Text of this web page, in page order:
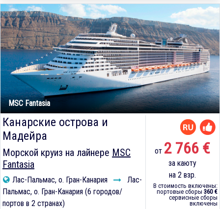
MSC Fantasia
Канарские острова и
Мадейра
Морской круиз на лайнере MSC
Fantasia
Лас-Пальмас, о. Гран-Канария
Лас-
Пальмас, о. Гран-Канария (6 городов/
портов в 2 странах)
от 2 766 €
за каюту
на 2 взр.
В стоимость включены:
портовые сборы 360 €
сервисные сборы
включены